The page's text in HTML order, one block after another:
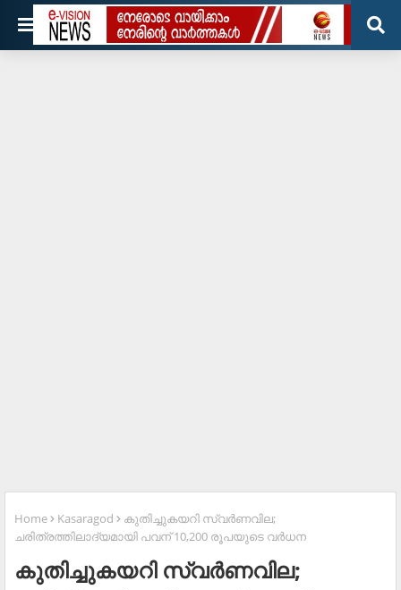
Home Kasaragod
കുതിച്ചുകയറി സ്വര്‍ണവില;
ചരിത്രത്തിലാദ്യമായി പവന് 10,200 രൂപയുടെ വര്‍ധന
കുതിച്ചുകയറി സ്വര്‍ണവില;